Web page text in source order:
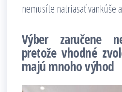
nemusíte natriasať vankúše
Výber zaručene
pretože vhodné
majú mnoho výhod